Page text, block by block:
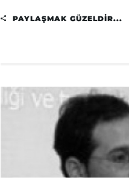
PAYLAŞMAK GÜZELDIR...